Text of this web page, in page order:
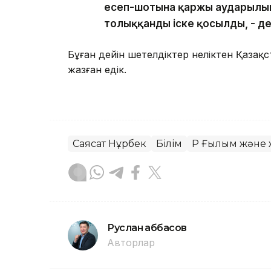
есеп-шотына қаржы
толыққанды іске қосылды, -
Бұған дейін шетелдіктер неліктен
жазған едік.
Саясат Нұрбек Білім ҚР Ғылым және
Руслан Ғаббасов
Авторлар